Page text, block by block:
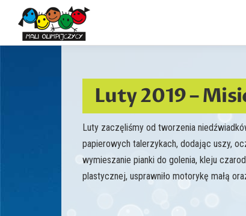
Przejdź
Luty 2019 –
Luty zaczęliśmy od tworzenia
papierowych talerzykach, dodając uszy,
wymieszanie pianki do golenia, kleju
plastycznej, usprawniło motorykę małą